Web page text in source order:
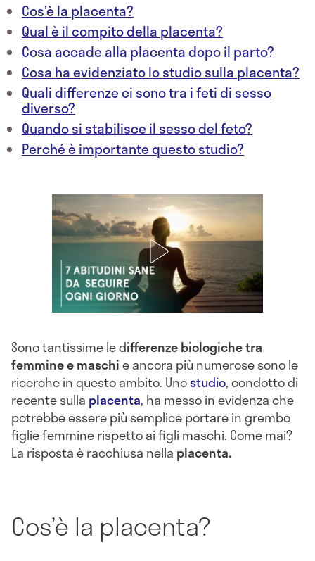
Cos’è la placenta?
Qual è il compito della placenta?
Cosa accade alla placenta dopo il parto?
Cosa ha evidenziato lo studio sulla placenta?
Quali differenze ci sono tra i feti di sesso
diverso?
Quando si stabilisce il sesso del feto?
Perché è importante questo studio?
Sono tantissime le differenze biologiche tra
femmine e maschie ancora più numerose sono le
ricerche in questo ambito. Unostudio, condotto di
recente sulla placenta, ha messo in evidenza che
potrebbe essere più semplice portare in grembo
figlie femmine rispetto ai figli maschi. Come mai?
La risposta è racchiusa nella placenta.
Cos’è la placenta?